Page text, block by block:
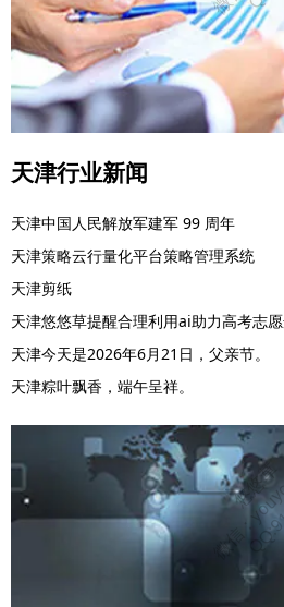
天津行业新闻
天津中国人民解放军建军 99 周年
天津策略云行量化平台策略管理系统
天津剪纸
天津悠悠草提醒合理利用ai助力高考志
天津今天是2026年6月21日，父亲节。
天津粽叶飘香，端午呈祥。